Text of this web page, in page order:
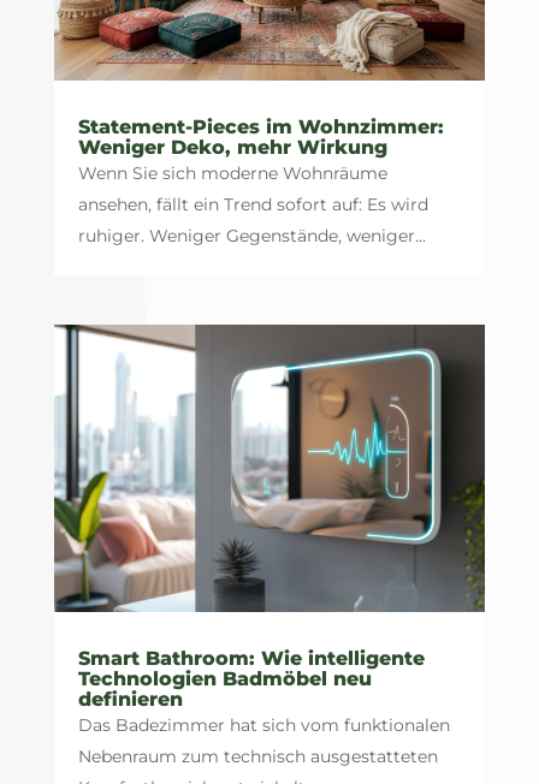
Statement-Pieces im Wohnzimmer:
Weniger Deko, mehr Wirkung
Wenn Sie sich moderne Wohnräume
ansehen, fällt ein Trend sofort auf: Es wird
ruhiger. Weniger Gegenstände, weniger...
Smart Bathroom: Wie intelligente
Technologien Badmöbel neu
definieren
Das Badezimmer hat sich vom funktionalen
Nebenraum zum technisch ausgestatteten